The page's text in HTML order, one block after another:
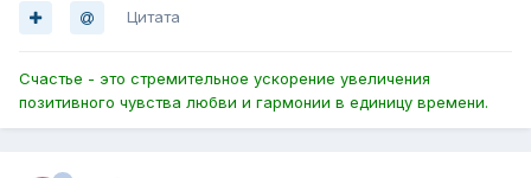
Цитата
Счастье - это стремительное ускорение увеличения
позитивного чувства любви и гармонии в единицу времени.